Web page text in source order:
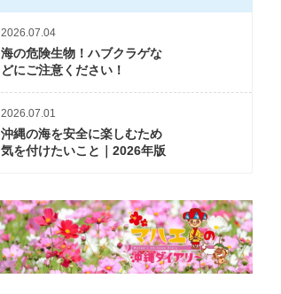
2026.07.04
海の危険生物！ハブクラゲな
どにご注意ください！
2026.07.01
沖縄の海を安全に楽しむため
気を付けたいこと｜2026年版